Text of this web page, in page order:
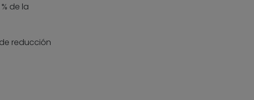
de la
reducción